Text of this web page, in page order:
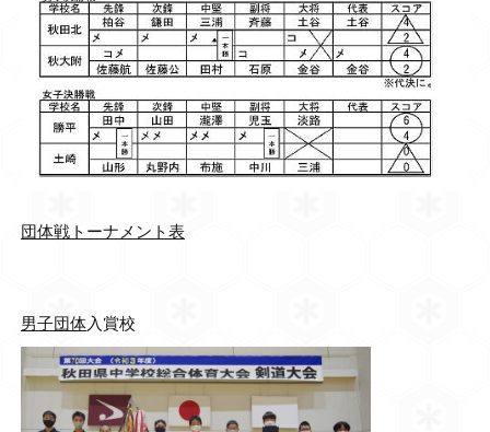
団体戦トーナメント表
男子団体入賞校